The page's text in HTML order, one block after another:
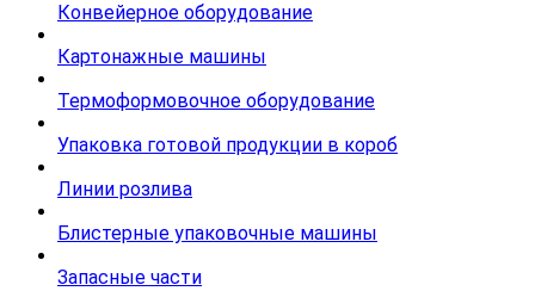
Конвейерное оборудование
Картонажные машины
Термоформовочное оборудование
Упаковка готовой продукции в короб
Линии розлива
Блистерные упаковочные машины
Запасные части